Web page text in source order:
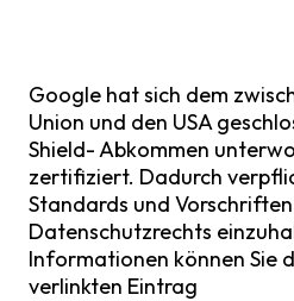
Google hat sich dem
Union und den USA
Shield- Abkommen
zertifiziert. Dadurch
Standards und
Datenschutzrechts
Informationen können Sie
verlinkten Eintrag